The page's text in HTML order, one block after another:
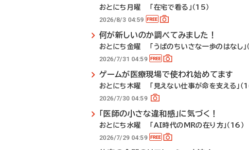
おとにち月曜 「在宅で看る」（15）
2026/8/3 04:59
何が新しいのか調べてみました！
おとにち金曜 「うぱのちいさな一歩のはなし」
2026/7/31 04:59
ゲームが医療現場で使われ始めてます
おとにち木曜 「見えない仕事が命を支える」（
2026/7/30 04:59
「医師の小さな違和感」に気づく！
おとにち水曜 「AI時代のMRの在り方」（16）
2026/7/29 04:59